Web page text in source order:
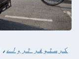
کرسٹوفر ٹرولے ،